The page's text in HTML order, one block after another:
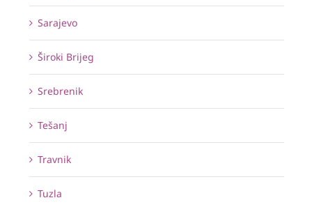
Sarajevo
Široki Brijeg
Srebrenik
Tešanj
Travnik
Tuzla